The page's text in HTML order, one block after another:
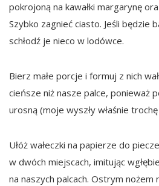
pokrojoną na kawałki margarynę
Szybko zagnieć ciasto. Jeśli będzie
schłodź je nieco w lodówce.
Bierz małe porcje i formuj z nich
cieńsze niż nasze palce, ponieważ
urosną (moje wyszły właśnie
Ułóż wałeczki na papierze do
w dwóch miejscach, imitując
na naszych palcach. Ostrym